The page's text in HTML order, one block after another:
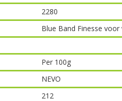
2280
Blue Band Finesse voor
Per 100g
NEVO
212